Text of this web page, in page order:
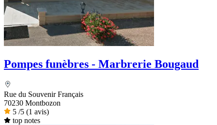
Pompes funèbres - Marbrerie Bougaud
Rue du Souvenir Français
70230 Montbozon
5 /5 (1 avis)
top notes